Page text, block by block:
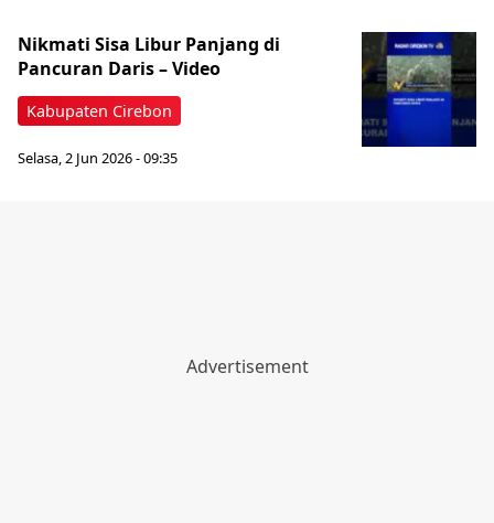
Kabupaten Cirebon
Nikmati Sisa Libur Panjang di
Pancuran Daris – Video
Selasa, 2 Jun 2026 - 09:35